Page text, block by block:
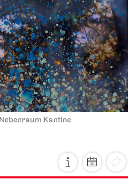
Nebenraum Kantine